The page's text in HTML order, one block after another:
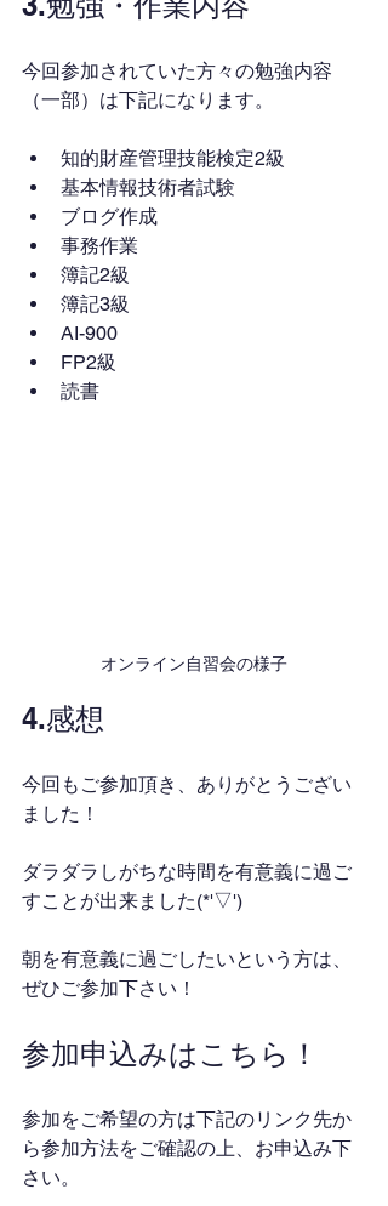
今回参加されていた方々の勉強内容
（一部）は下記になります。
知的財産管理技能検定2級
基本情報技術者試験
ブログ作成
事務作業
簿記2級
簿記3級
AI-900
FP2級
読書
オンライン自習会の様子
4.感想
今回もご参加頂き、ありがとうござい
ました！
ダラダラしがちな時間を有意義に過ご
すことが出来ました(*'▽')
朝を有意義に過ごしたいという方は、
ぜひご参加下さい！
参加申込みはこちら！
参加をご希望の方は下記のリンク先か
ら参加方法をご確認の上、お申込み下
さい。